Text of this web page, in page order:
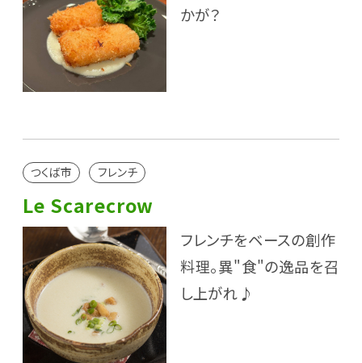
かが？
つくば市 フレンチ
Le Scarecrow
フレンチをベースの創作
料理。異"食"の逸品を召
し上がれ♪